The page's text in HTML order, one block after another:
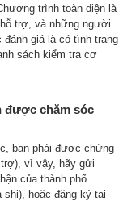
trình toàn diện là
trợ, và những người
giá là có tình trạng
sách kiểm tra cơ
được chăm sóc
bạn phải được chứng
vì vậy, hãy gửi
của thành phố
shi), hoặc đăng ký tại